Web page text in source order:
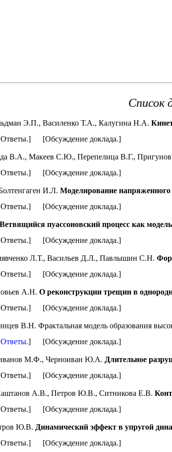
Список
Э.П., Василенко Т.А., Калугина Н.А.
[Обсуждение доклада.]
В.А., Макеев С.Ю., Перепелица В.Г.,
[Обсуждение доклада.]
И.Л. Моделирование напряженного
[Обсуждение доклада.]
Ветвящийся пуассоновский процесс как
[Обсуждение доклада.]
Л.Т., Васильев Д.Л., Павлышин С.Н.
[Обсуждение доклада.]
А.Н. О реконструкции трещин в
[Обсуждение доклада.]
В.Н. Фрактальная модель образования
.] [Обсуждение доклада.]
М.Ф., Черноиван Ю.А. Длительное
[Обсуждение доклада.]
А.В., Петров Ю.В., Ситникова Е.В.
[Обсуждение доклада.]
Ю.В. Динамический эффект в упругой
[Обсуждение доклада.]